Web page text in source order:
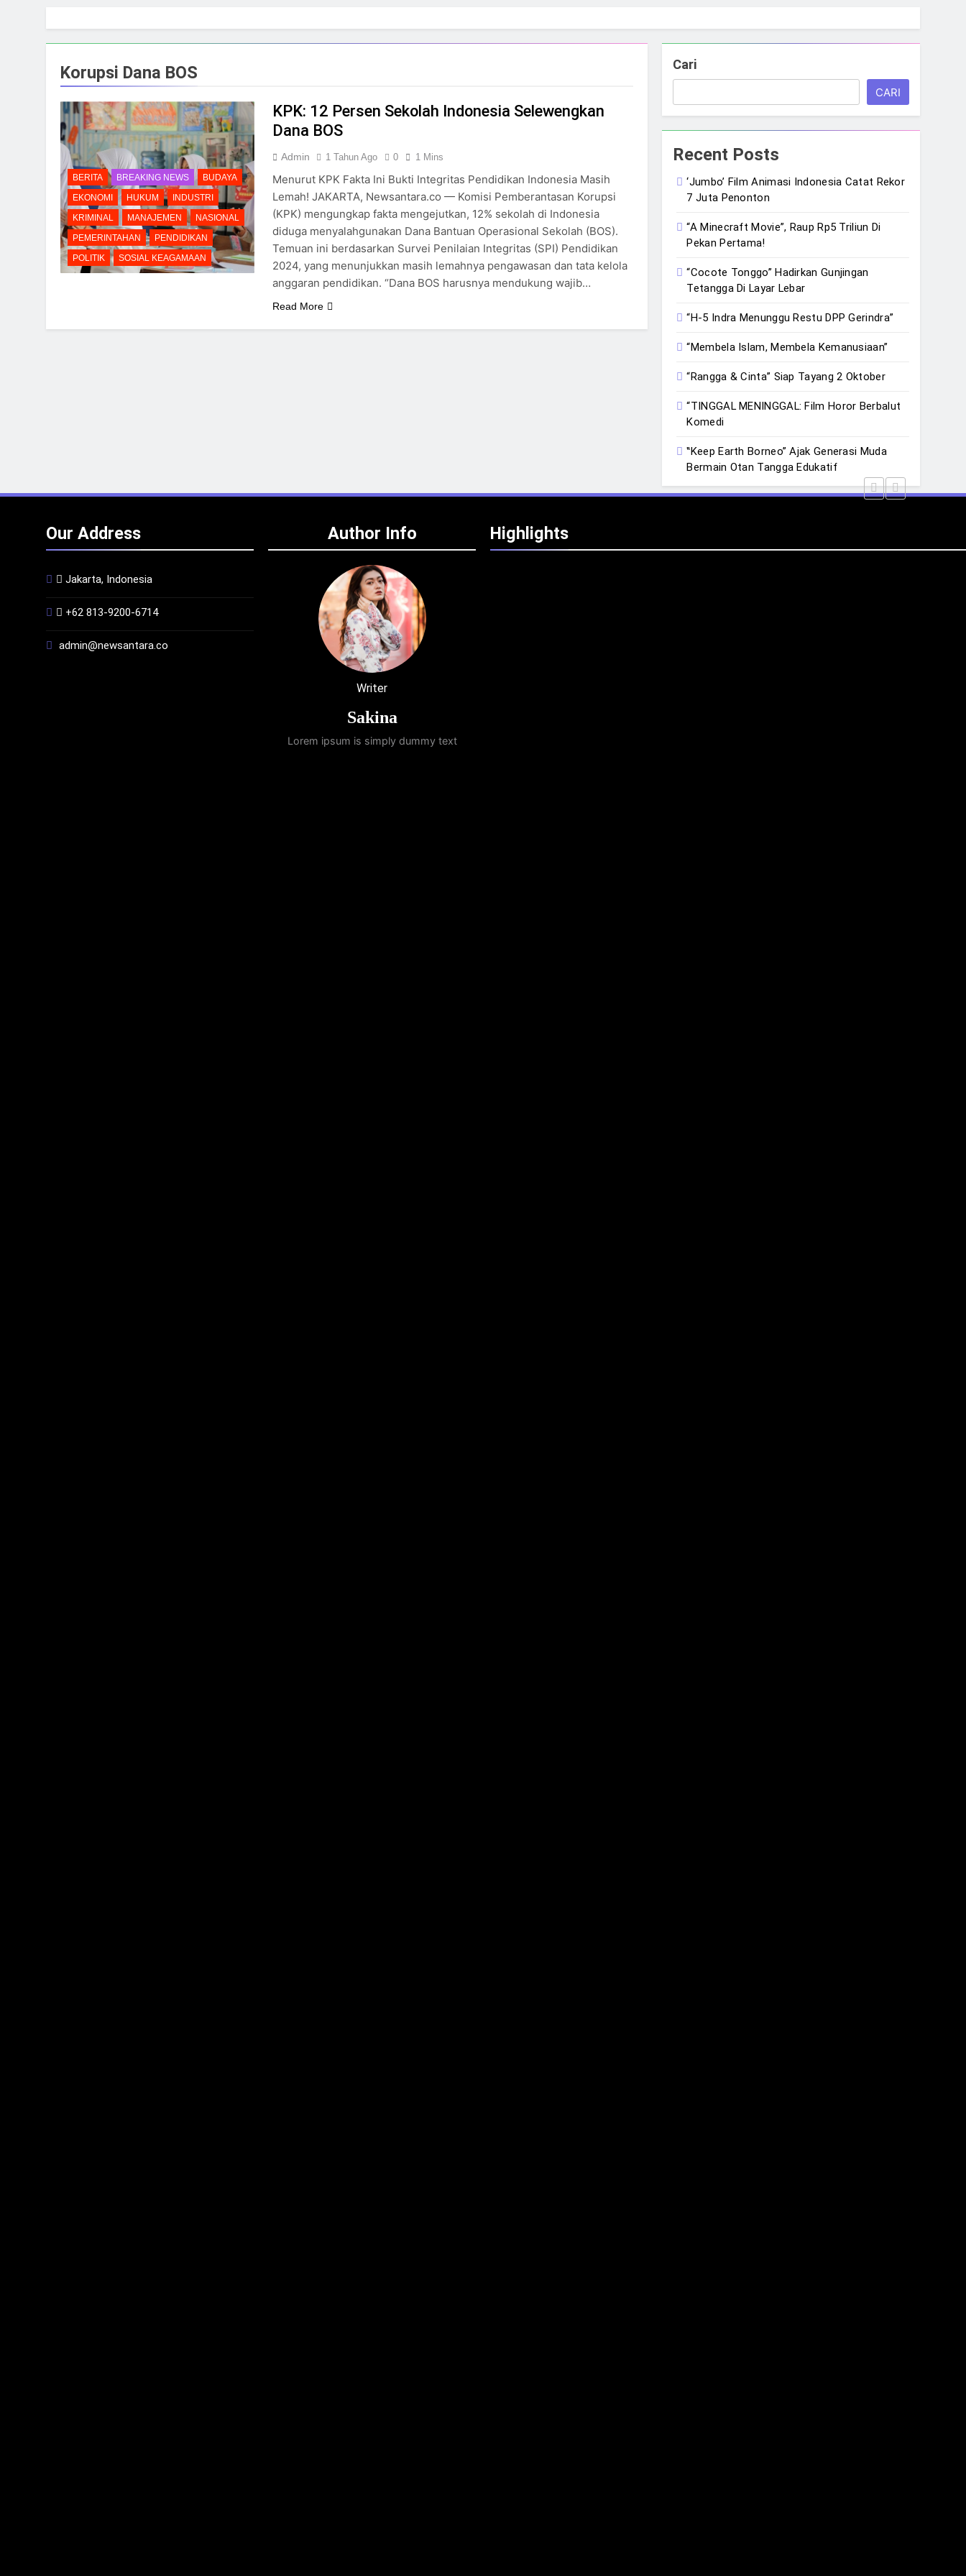
Korupsi Dana BOS
BERITA BREAKING NEWS
BUDAYA
EKONOMI
HUKUM
INDUSTRI
KRIMINAL
MANAJEMEN
NASIONAL
PEMERINTAHAN
PENDIDIKAN
POLITIK
SOSIAL KEAGAMAAN
KPK: 12 Persen Sekolah Indonesia Selewengkan
Dana BOS
Admin 1 Tahun Ago 0 1 Mins
Menurut KPK Fakta Ini Bukti Integritas Pendidikan Indonesia Masih
Lemah! JAKARTA, Newsantara.co — Komisi Pemberantasan Korupsi
(KPK) mengungkap fakta mengejutkan, 12% sekolah di Indonesia
diduga menyalahgunakan Dana Bantuan Operasional Sekolah (BOS).
Temuan ini berdasarkan Survei Penilaian Integritas (SPI) Pendidikan
2024, yang menunjukkan masih lemahnya pengawasan dan tata kelola
anggaran pendidikan. “Dana BOS harusnya mendukung wajib…
Read More
Cari
CARI
Recent Posts
‘Jumbo’ Film Animasi Indonesia Catat Rekor
7 Juta Penonton
“A Minecraft Movie”, Raup Rp5 Triliun Di
Pekan Pertama!
“Cocote Tonggo” Hadirkan Gunjingan
Tetangga Di Layar Lebar
“H-5 Indra Menunggu Restu DPP Gerindra”
“Membela Islam, Membela Kemanusiaan”
“Rangga & Cinta” Siap Tayang 2 Oktober
“TINGGAL MENINGGAL: Film Horor Berbalut
Komedi
‟Keep Earth Borneo” Ajak Generasi Muda
Bermain Otan Tangga Edukatif
Our Address
Jakarta, Indonesia
+62 813-9200-6714
admin@newsantara.co
Author Info
Writer
Sakina
Lorem ipsum is simply dummy text
Highlights